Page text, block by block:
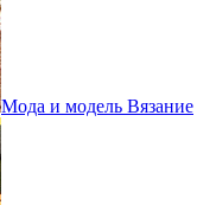
Мода и модель Вязание